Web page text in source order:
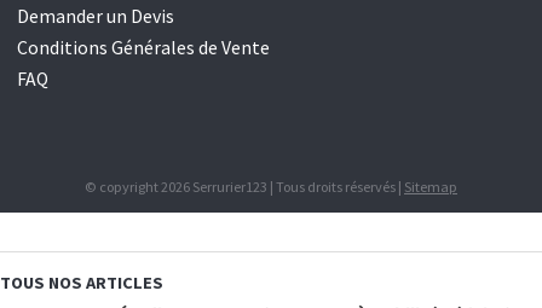
Demander un Devis
Conditions Générales de Vente
FAQ
© copyright 2026 Serrurier123 | Tous droits réservés | Sitemap
TOUS NOS ARTICLES